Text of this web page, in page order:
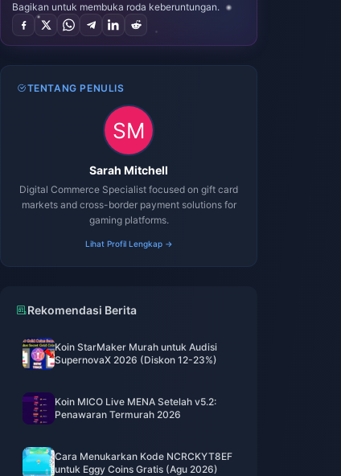
Bagikan untuk membuka roda keberuntungan.
TENTANG PENULIS
Sarah Mitchell
Digital Commerce Specialist focused on gift card
markets and cross-border payment solutions for
gaming platforms.
Lihat Profil Lengkap →
Rekomendasi Berita
Koin StarMaker Murah untuk Audisi
SupernovaX 2026 (Diskon 12-23%)
Koin MICO Live MENA Setelah v5.2:
Penawaran Termurah 2026
Cara Menukarkan Kode NCRCKYT8EF
untuk Eggy Coins Gratis (Agu 2026)